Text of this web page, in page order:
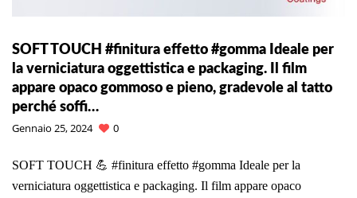
SOFT TOUCH #finitura effetto #gomma Ideale per
la verniciatura oggettistica e packaging. Il film
appare opaco gommoso e pieno, gradevole al tatto
perché soffi…
Gennaio 25, 2024
0
SOFT TOUCH 💪 #finitura effetto #gomma Ideale per la
verniciatura oggettistica e packaging. Il film appare opaco